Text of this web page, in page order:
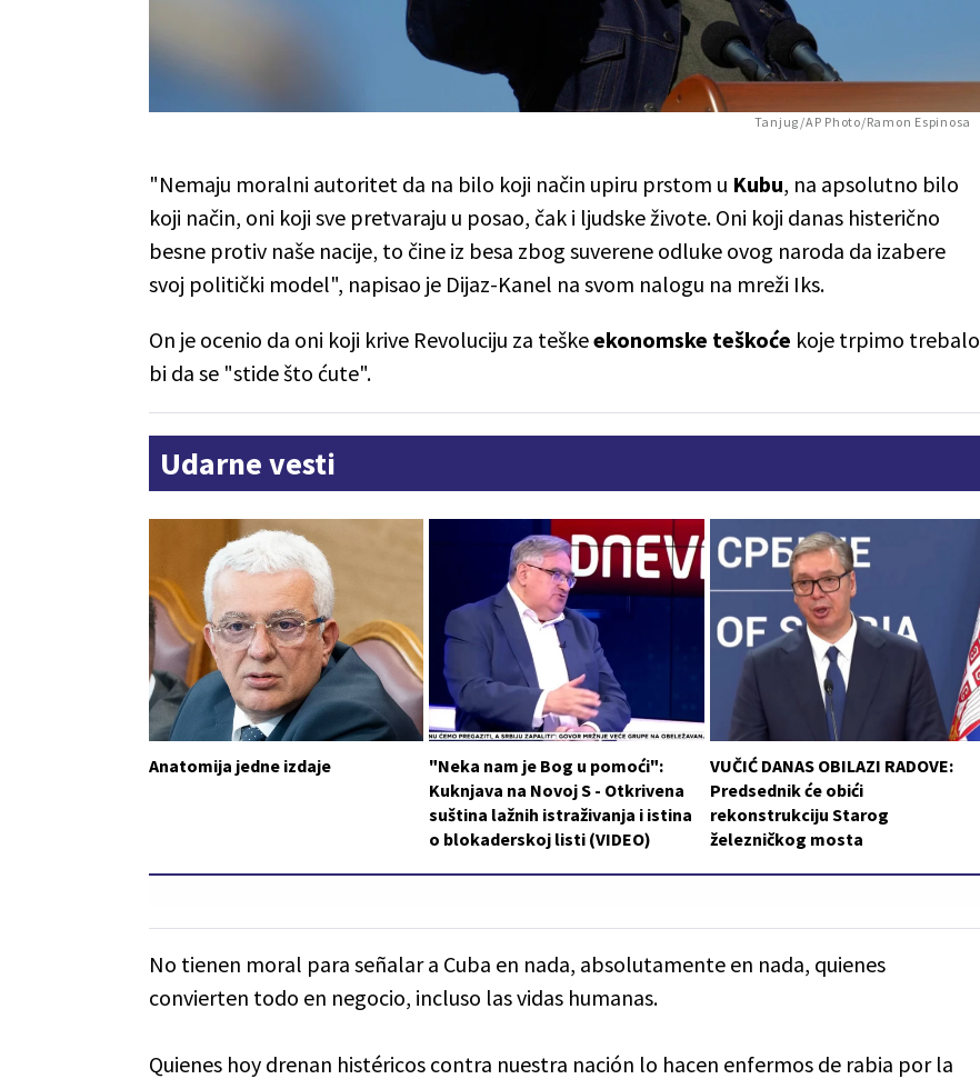
Tanjug/AP Photo/Ramon Espinosa
"Nemaju moralni autoritet da na bilo koji način upiru prstom u Kubu, na apsolutno bilo
koji način, oni koji sve pretvaraju u posao, čak i ljudske živote. Oni koji danas histerično
besne protiv naše nacije‚ to čine iz besa zbog suverene odluke ovog naroda da izabere
svoj politički model", napisao je Dijaz-Kanel na svom nalogu na mreži Iks.
On je ocenio da oni koji krive Revoluciju za teškeekonomske teškoće koje trpimo trebalo
bi da se "stide što ćute".
Udarne vesti
Anatomija jedne izdaje
"Neka nam je Bog u pomoći":
Kuknjava na Novoj S - Otkrivena
suština lažnih istraživanja i istina
o blokaderskoj listi (VIDEO)
VUČIĆ DANAS OBILAZI RADOVE:
Predsednik će obići
rekonstrukciju Starog
železničkog mosta
No tienen moral para señalar a Cuba en nada, absolutamente en nada, quienes
convierten todo en negocio, incluso las vidas humanas.
Quienes hoy drenan histéricos contra nuestra nación lo hacen enfermos de rabia por la